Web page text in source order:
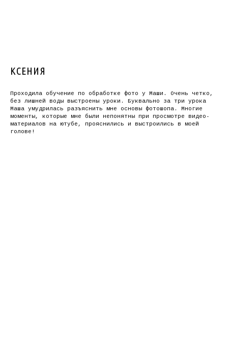
КСЕНИЯ
Проходила обучение по обработке фото у Маши. Очень четко,
без лишней воды выстроены уроки. Буквально за три урока
Маша умудрилась разъяснить мне основы фотошопа. Многие
моменты, которые мне были непонятны при просмотре видео-
материалов на ютубе, прояснились и выстроились в моей
голове!